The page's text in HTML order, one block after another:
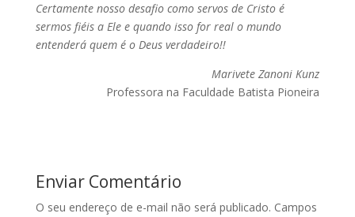
Certamente nosso desafio como servos de Cristo é
sermos fiéis a Ele e quando isso for real o mundo
entenderá quem é o Deus verdadeiro!!
Marivete Zanoni Kunz
Professora na Faculdade Batista Pioneira
Enviar Comentário
O seu endereço de e-mail não será publicado. Campos